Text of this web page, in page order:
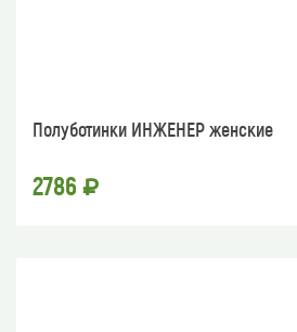
Полуботинки ИНЖЕНЕР женские
2786